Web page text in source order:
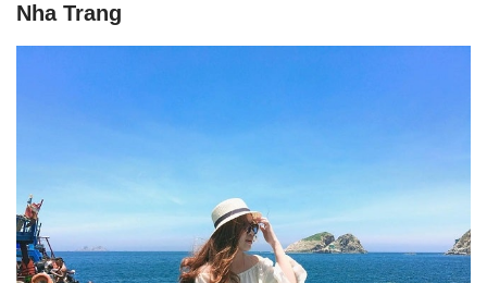
Nha Trang